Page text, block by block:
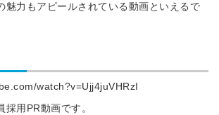
魅力もアピールされている動画といえるで
watch?v=Ujj4juVHRzI
用PR動画です。